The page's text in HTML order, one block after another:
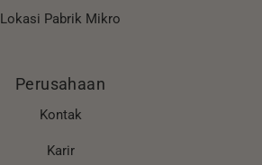
Lokasi Pabrik Mikro
Perusahaan
Kontak
Karir